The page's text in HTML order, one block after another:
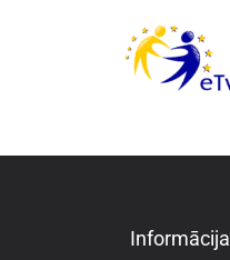
Informācija